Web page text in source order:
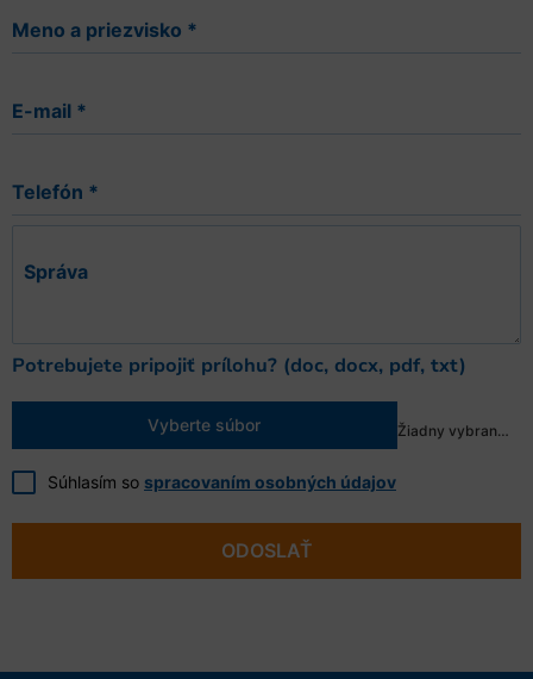
Meno a priezvisko *
E-mail *
Telefón *
Správa
Potrebujete pripojiť prílohu? (doc, docx, pdf, txt)
Vyberte súbor Žiadny vybraný súbor
Súhlasím so spracovaním osobných údajov
ODOSLAŤ